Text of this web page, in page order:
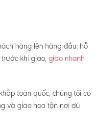
hàng lên hàng đầu: hỗ
khi giao,giao nhanh
toàn quốc, chúng tôi có
và giao hoa tận nơi dù